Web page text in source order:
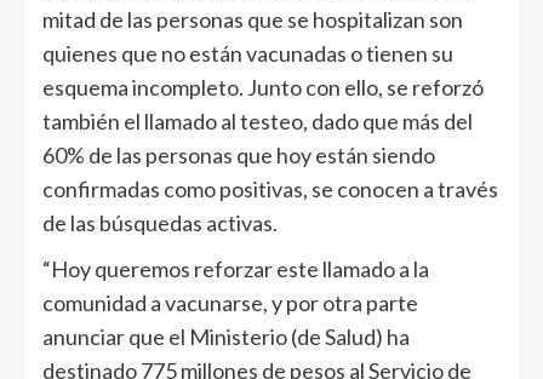
mitad de las personas que se hospitalizan son
quienes que no están vacunadas o tienen su
esquema incompleto. Junto con ello, se reforzó
también el llamado al testeo, dado que más del
60% de las personas que hoy están siendo
confirmadas como positivas, se conocen a través
de las búsquedas activas.
“Hoy queremos reforzar este llamado a la
comunidad a vacunarse, y por otra parte
anunciar que el Ministerio (de Salud) ha
destinado 775 millones de pesos al Servicio de